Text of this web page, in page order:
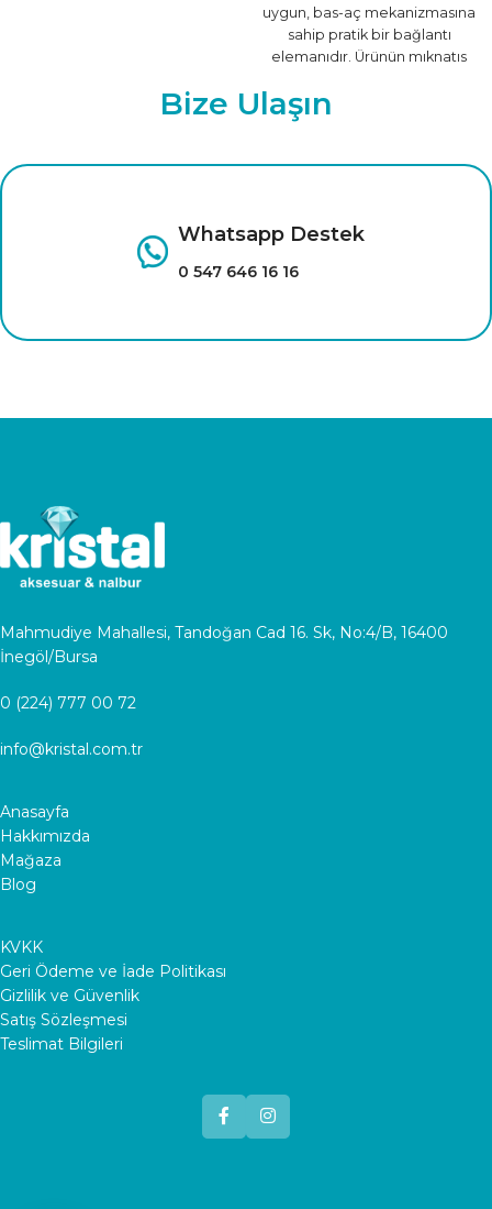
uygun, bas-aç mekanizmasına
sahip pratik bir bağlantı
elemanıdır. Ürünün mıknatıs
kapalı konumdayken geri
Bize Ulaşın
Whatsapp Destek
0 547 646 16 16
Mahmudiye Mahallesi, Tandoğan Cad 16. Sk, No:4/B, 16400
İnegöl/Bursa
0 (224) 777 00 72
info@kristal.com.tr
Anasayfa
Hakkımızda
Mağaza
Blog
KVKK
Geri Ödeme ve İade Politikası
Gizlilik ve Güvenlik
Satış Sözleşmesi
Teslimat Bilgileri